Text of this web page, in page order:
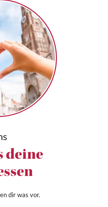
deine
dir was vor.